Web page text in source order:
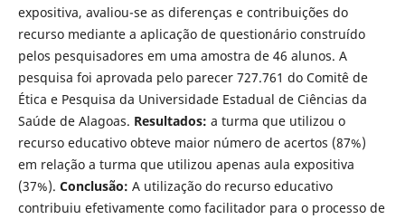
expositiva, avaliou-se as diferenças e contribuições do
recurso mediante a aplicação de questionário construído
pelos pesquisadores em uma amostra de 46 alunos. A
pesquisa foi aprovada pelo parecer 727.761 do Comitê de
Ética e Pesquisa da Universidade Estadual de Ciências da
Saúde de Alagoas. Resultados: a turma que utilizou o
recurso educativo obteve maior número de acertos (87%)
em relação a turma que utilizou apenas aula expositiva
(37%). Conclusão: A utilização do recurso educativo
contribuiu efetivamente como facilitador para o processo de